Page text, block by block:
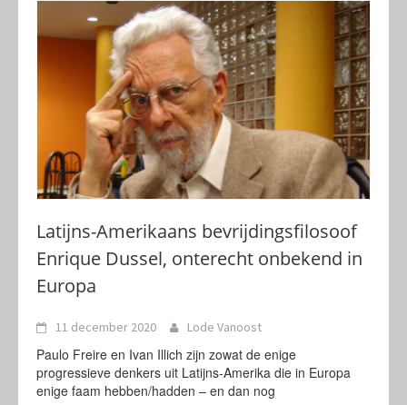
Latijns-Amerikaans bevrijdingsfilosoof
Enrique Dussel, onterecht onbekend in
Europa
11 december 2020 Lode Vanoost
Paulo Freire en Ivan Illich zijn zowat de enige
progressieve denkers uit Latijns-Amerika die in Europa
enige faam hebben/hadden – en dan nog